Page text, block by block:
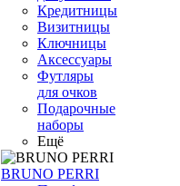
Кредитницы
Визитницы
Ключницы
Аксессуары
Футляры
для очков
Подарочные
наборы
Ещё
BRUNO PERRI